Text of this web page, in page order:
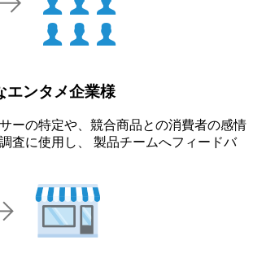
エンタメ企業様
ーの特定や、競合商品との消費者の感情
査に使用し、 製品チームへフィードバ